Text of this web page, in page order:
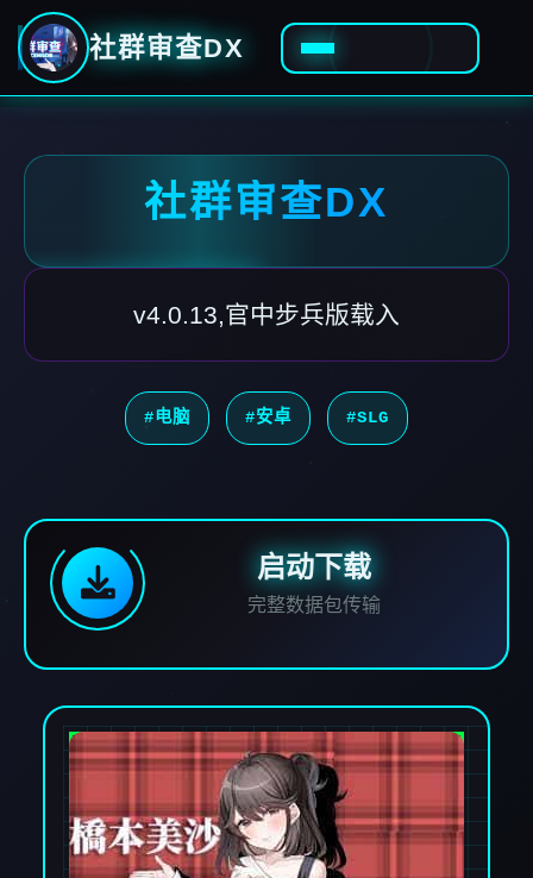
社群审查DX
社群审查DX
v4.0.13,官中步兵版载入
#电脑 #安卓 #SLG
启动下载
完整数据包传输